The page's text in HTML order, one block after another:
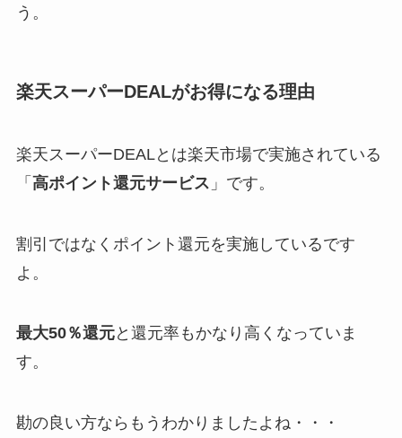
う。
楽天スーパーDEALがお得になる理由
楽天スーパーDEALとは楽天市場で実施されている
「 高ポイント還元サービス 」です。
割引ではなくポイント還元を実施しているです
よ。
最大50％還元と還元率もかなり高くなっていま
す。
勘の良い方ならもうわかりましたよね・・・